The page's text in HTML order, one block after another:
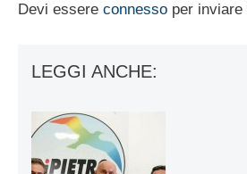
Devi essere connesso per inviare
LEGGI ANCHE: